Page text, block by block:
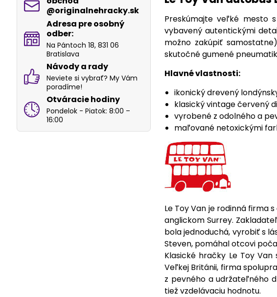
Preskúmajte veľké mesto
vybavený autentickými
možno zakúpiť
skutočné gumené
Hlavné vlastnosti:
ikonický drevený
klasický vintage červený
vyrobené z odolného a
maľované netoxickými
Le Toy Van je rodinná firma
anglickom Surrey.
bola jednoduchá, vyrobiť s
Steven, pomáhal otcovi
Klasické hračky Le Toy
Veľkej Británii, firma
z pevného a udržateľného
tiež vzdelávaciu hodnotu.
@originalnehracky​.sk
Adresa pre osobný
odber:
Na Pántoch 18, 831 06
Bratislava
Návody a rady
Neviete si vybrať? My Vám
poradíme!
Otváracie hodiny
Pondelok - Piatok: 8:00 –
16:00